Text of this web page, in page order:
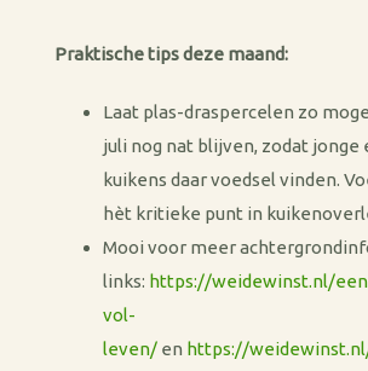
Praktische tips deze maand:
Laat plas-draspercelen zo
juli nog nat blijven, zodat jonge
kuikens daar voedsel vinden.
hèt kritieke punt in
Mooi voor meer
links: https://weidewinst.nl/
vol-
leven/ en https://